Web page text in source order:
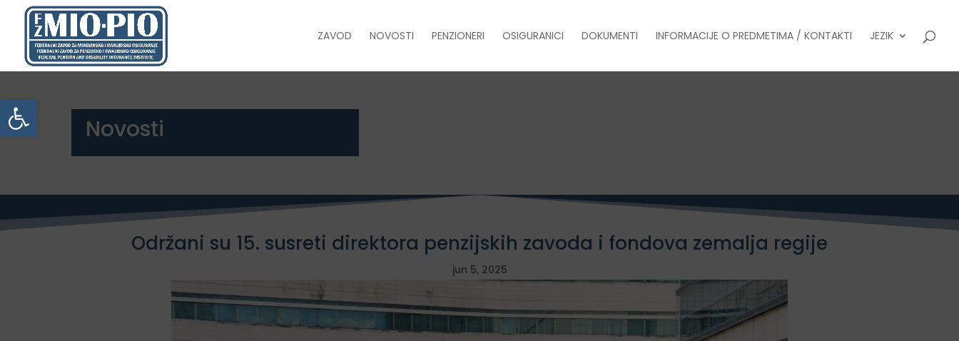
Open toolbar
ZAVOD NOVOSTI PENZIONERI OSIGURANICI DOKUMENTI INFORMACIJE O PREDMETIMA / KONTAKTI JEZIK
Novosti
Održani su 15. susreti direktora penzijskih zavoda i fondova zemalja regije
jun 5, 2025